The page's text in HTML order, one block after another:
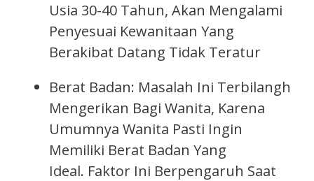
Usia 30-40 Tahun, Akan Mengalami
Penyesuai Kewanitaan Yang
Berakibat Datang Tidak Teratur
Berat Badan: Masalah Ini Terbilangh
Mengerikan Bagi Wanita, Karena
Umumnya Wanita Pasti Ingin
Memiliki Berat Badan Yang
Ideal. Faktor Ini Berpengaruh Saat